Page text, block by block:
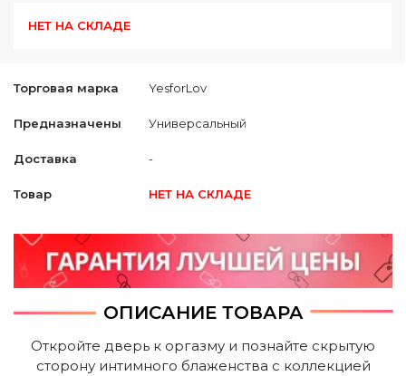
Торговая марка YesforLov
Предназначены Универсальный
Доставка -
Товар НЕТ НА СКЛАДЕ
НЕТ НА СКЛАДЕ
ОПИСАНИЕ ТОВАРА
Откройте дверь к оргазму и познайте скрытую
сторону интимного блаженства с коллекцией